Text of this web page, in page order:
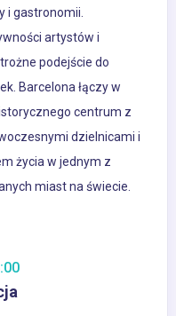
i gastronomii.
artystów i
podejście do
Barcelona łączy w
centrum z
dzielnicami i
życia w jednym z
miast na świecie.